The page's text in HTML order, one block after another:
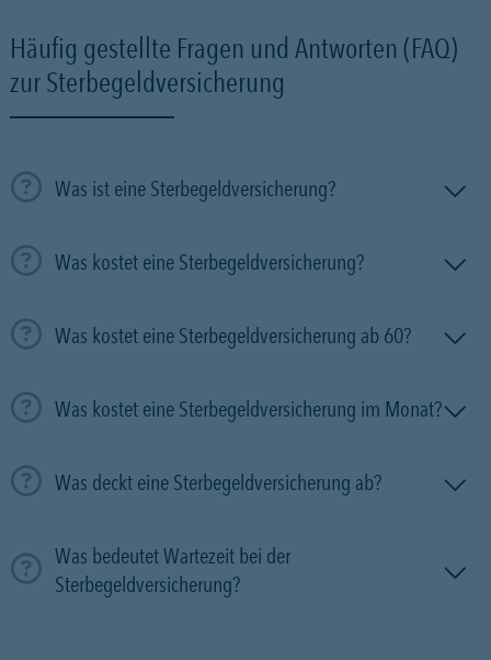
Häufig gestellte Fragen und Antworten (FAQ)
zur Sterbegeldversicherung
Was ist eine Sterbegeldversicherung?
Was kostet eine Sterbegeldversicherung?
Was kostet eine Sterbegeldversicherung ab 60?
Was kostet eine Sterbegeldversicherung im Monat?
Was deckt eine Sterbegeldversicherung ab?
Was bedeutet Wartezeit bei der
Sterbegeldversicherung?